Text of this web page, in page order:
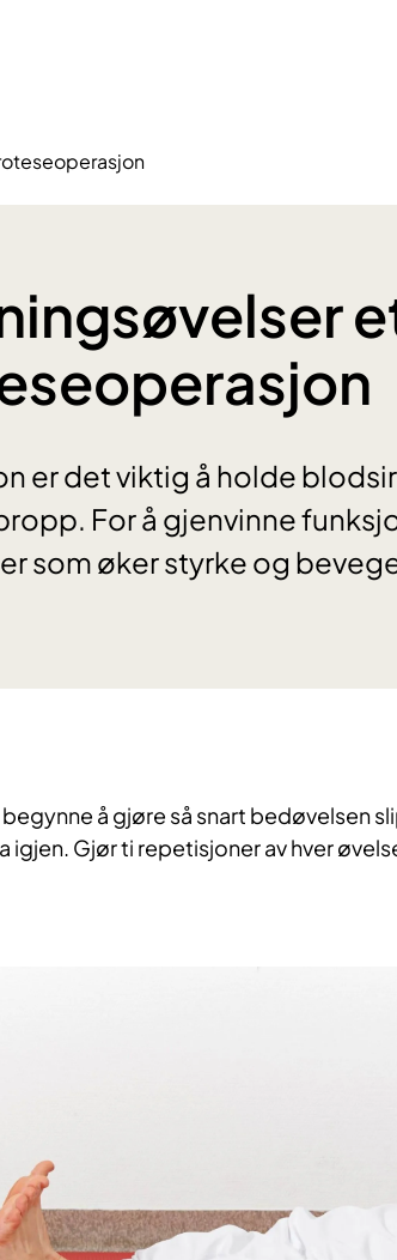
er det viktig å holde
For å gjenvinne
som øker styrke og
å gjøre så snart bedøvelsen
igjen. Gjør ti repetisjoner av hver